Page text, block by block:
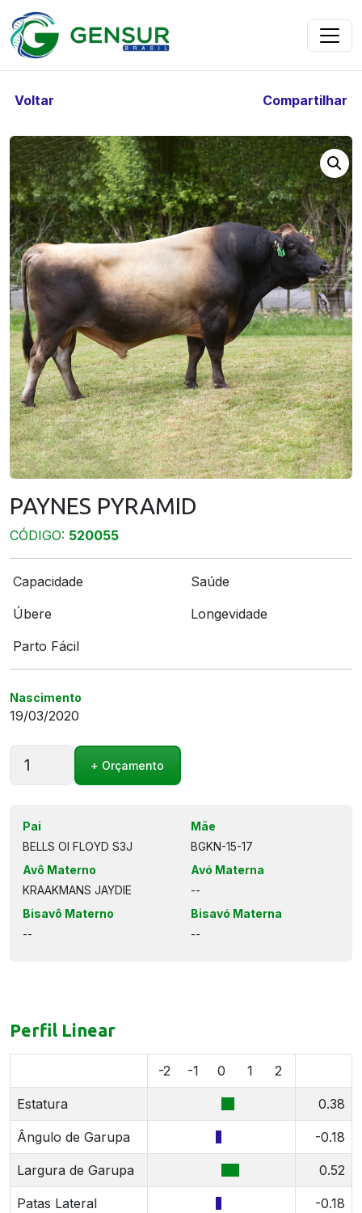
Voltar Compartilhar
PAYNES PYRAMID
CÓDIGO: 520055
Capacidade
Saúde
Úbere
Longevidade
Parto Fácil
Nascimento
19/03/2020
PYRAMID
+ Orçamento
Pai
BELLS OI FLOYD S3J
Mãe
BGKN-15-17
Avô Materno
KRAAKMANS JAYDIE
Avó Materna
--
Bisavô Materno
--
Bisavó Materna
--
Perfil Linear
-2 -1 0 1 2
Estatura 0.38
Ângulo de Garupa -0.18
Largura de Garupa 0.52
Patas Lateral -0.18